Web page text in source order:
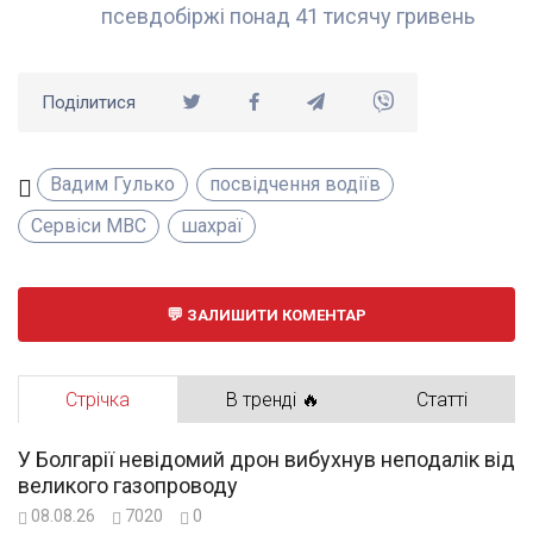
псевдобіржі понад 41 тисячу гривень
Поділитися
Вадим Гулько
посвідчення водіїв
Сервіси МВС
шахраї
ЗАЛИШИТИ КОМЕНТАР
Стрічка В тренді 🔥 Статті
У Болгарії невідомий дрон вибухнув неподалік від
великого газопроводу
08.08.26 7020 0